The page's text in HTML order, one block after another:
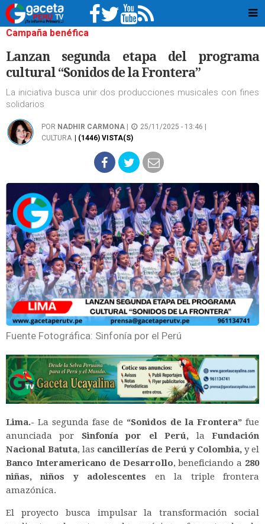
Campaña benéfica
Lanzan segunda etapa del programa
cultural “Sonidos de la Frontera”
La iniciativa busca unir dos producciones musicales con fines
solidarios
POR NADHIR CARMONA
25/11/2025 - 13:46 |
CULTURA
| (1446) VISTA(S)
Fuente Fotográfica: Sinfonía por el Perú
Lima.- La segunda fase de “Sonidos de la Frontera” fue
anunciada por Sinfonía por el Perú, laFundación
Nacional Batuta, las cancillerías de Perú y Colombia, y el
Banco Interamericano de Desarrollo, beneficiando a 280
niñas, niños y adolescentes en la triple frontera
amazónica.
El proyecto busca impulsar la transformación social